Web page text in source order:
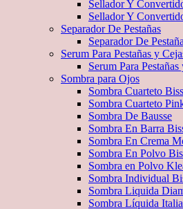
Sellador Y
Sellador Y
Separador De Pestañas
Separador De
Serum Para Pestañas y
Serum Para
Sombra para Ojos
Sombra Cuarteto
Sombra Cuarteto
Sombra De Bausse
Sombra En Barra
Sombra En Crema
Sombra En Polvo
Sombra en Polvo
Sombra Individual
Sombra Liquida
Sombra Líquida Italia